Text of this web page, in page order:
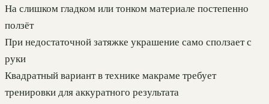
На слишком гладком или тонком материале постепенно
ползёт
При недостаточной затяжке украшение само сползает с
руки
Квадратный вариант в технике макраме требует
тренировки для аккуратного результата